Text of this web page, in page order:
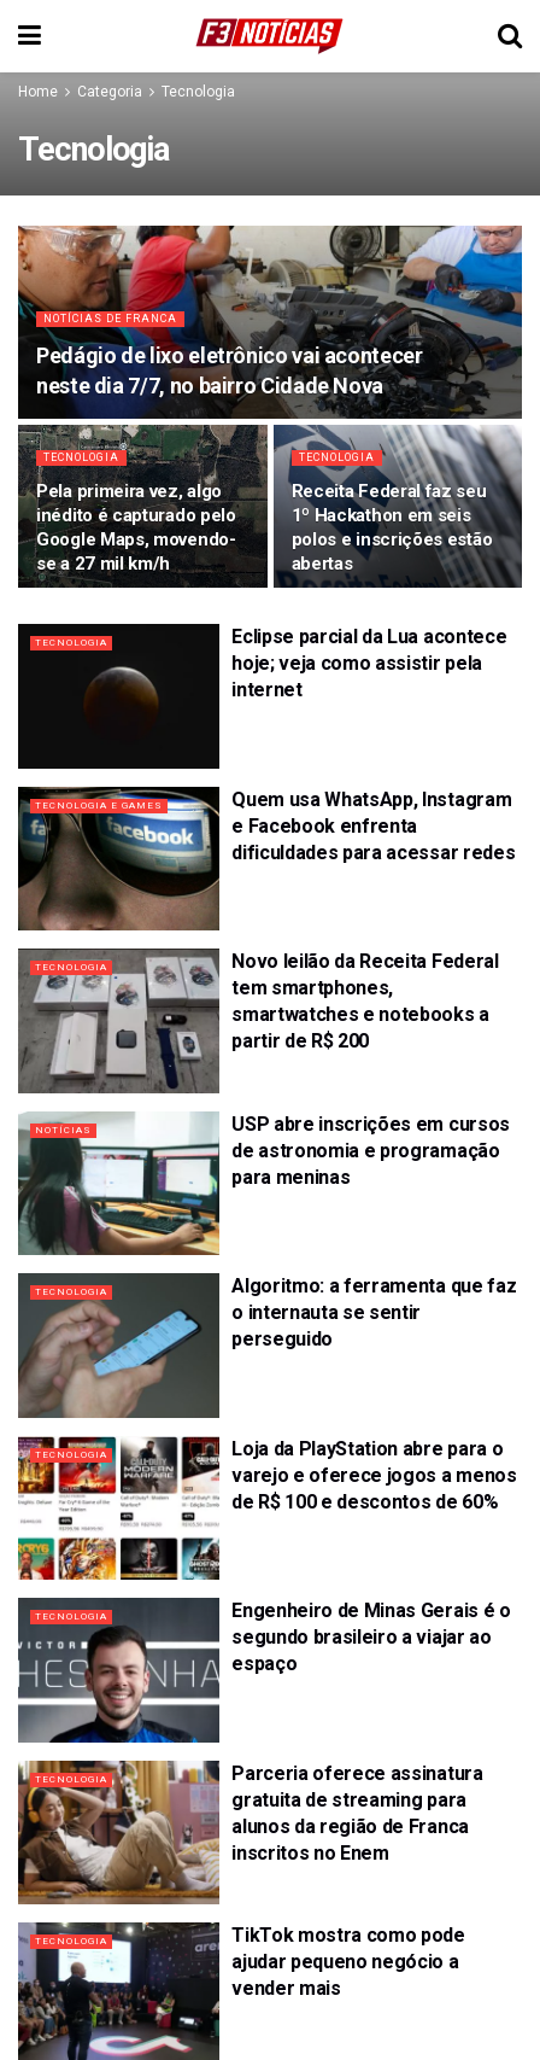
Home Categoria Tecnologia
Tecnologia
NOTÍCIAS DE FRANCA
Pedágio de lixo eletrônico vai acontecer
neste dia 7/7, no bairro Cidade Nova
TECNOLOGIA
Pela primeira vez, algo
inédito é capturado pelo
Google Maps, movendo-
se a 27 mil km/h
TECNOLOGIA
Receita Federal faz seu
1º Hackathon em seis
polos e inscrições estão
abertas
TECNOLOGIA
Eclipse parcial da Lua acontece
hoje; veja como assistir pela
internet
TECNOLOGIA E GAMES
Quem usa WhatsApp, Instagram
e Facebook enfrenta
dificuldades para acessar redes
TECNOLOGIA
Novo leilão da Receita Federal
tem smartphones,
smartwatches e notebooks a
partir de R$ 200
NOTÍCIAS
USP abre inscrições em cursos
de astronomia e programação
para meninas
TECNOLOGIA
Algoritmo: a ferramenta que faz
o internauta se sentir
perseguido
TECNOLOGIA
Loja da PlayStation abre para o
varejo e oferece jogos a menos
de R$ 100 e descontos de 60%
TECNOLOGIA
Engenheiro de Minas Gerais é o
segundo brasileiro a viajar ao
espaço
TECNOLOGIA
Parceria oferece assinatura
gratuita de streaming para
alunos da região de Franca
inscritos no Enem
TECNOLOGIA
TikTok mostra como pode
ajudar pequeno negócio a
vender mais